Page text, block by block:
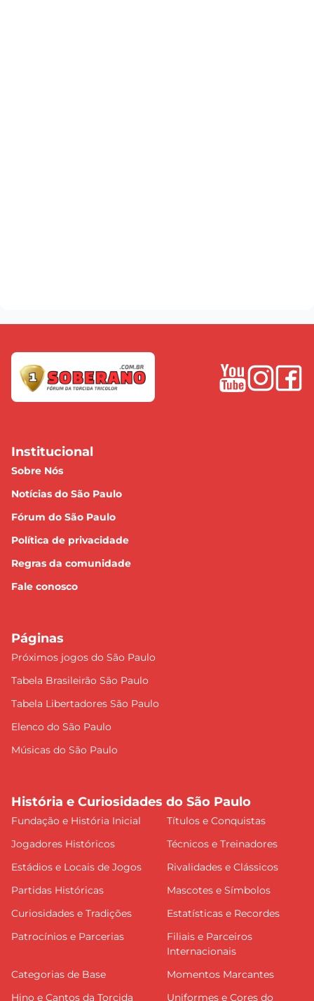
Institucional
Sobre Nós
Notícias do São Paulo
Fórum do São Paulo
Política de privacidade
Regras da comunidade
Fale conosco
Páginas
Próximos jogos do São Paulo
Tabela Brasileirão São Paulo
Tabela Libertadores São Paulo
Elenco do São Paulo
Músicas do São Paulo
História e Curiosidades do São Paulo
Fundação e História Inicial
Títulos e Conquistas
Jogadores Históricos
Técnicos e Treinadores
Estádios e Locais de Jogos
Rivalidades e Clássicos
Partidas Históricas
Mascotes e Símbolos
Curiosidades e Tradições
Estatísticas e Recordes
Patrocínios e Parcerias
Filiais e Parceiros
Internacionais
Categorias de Base
Momentos Marcantes
Hino e Cantos da Torcida
Uniformes e Cores do